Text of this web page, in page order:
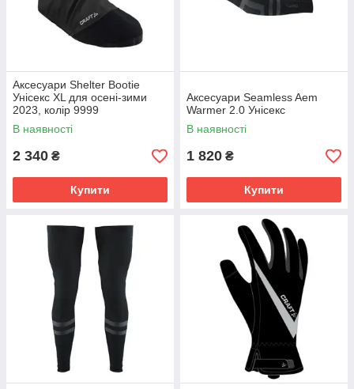
Аксесуари Shelter Bootie
Унісекс XL для осені-зими
2023, колір 9999
В наявності
2 340 ₴
Купити
Аксесуари Seamless Aem
Warmer 2.0 Унісекс
В наявності
1 820 ₴
Купити